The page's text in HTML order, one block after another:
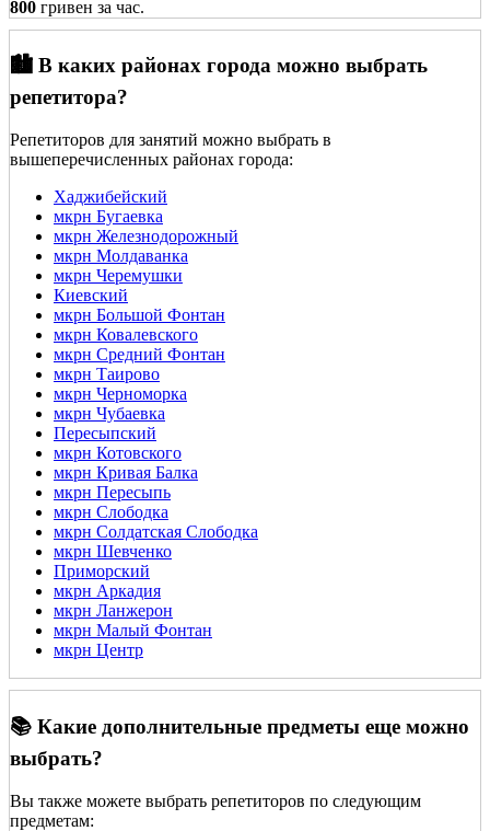
800 гривен за час.
🏙️ В каких районах города можно выбрать
репетитора?
Репетиторов для занятий можно выбрать в
вышеперечисленных районах города:
Хаджибейский
мкрн Бугаевка
мкрн Железнодорожный
мкрн Молдаванка
мкрн Черемушки
Киевский
мкрн Большой Фонтан
мкрн Ковалевского
мкрн Средний Фонтан
мкрн Таирово
мкрн Черноморка
мкрн Чубаевка
Пересыпский
мкрн Котовского
мкрн Кривая Балка
мкрн Пересыпь
мкрн Слободка
мкрн Солдатская Слободка
мкрн Шевченко
Приморский
мкрн Аркадия
мкрн Ланжерон
мкрн Малый Фонтан
мкрн Центр
📚 Какие дополнительные предметы еще можно
выбрать?
Вы также можете выбрать репетиторов по следующим
предметам: